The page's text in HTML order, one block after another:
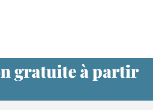
gratuite à partir